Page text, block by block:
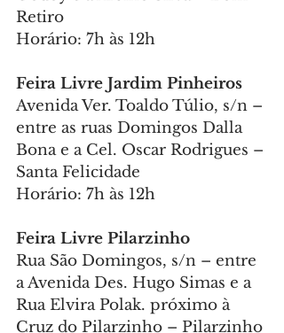
Retiro
Horário: 7h às 12h
Feira Livre Jardim Pinheiros
Avenida Ver. Toaldo Túlio, s/n –
entre as ruas Domingos Dalla
Bona e a Cel. Oscar Rodrigues –
Santa Felicidade
Horário: 7h às 12h
Feira Livre Pilarzinho
Rua São Domingos, s/n – entre
a Avenida Des. Hugo Simas e a
Rua Elvira Polak. próximo à
Cruz do Pilarzinho – Pilarzinho